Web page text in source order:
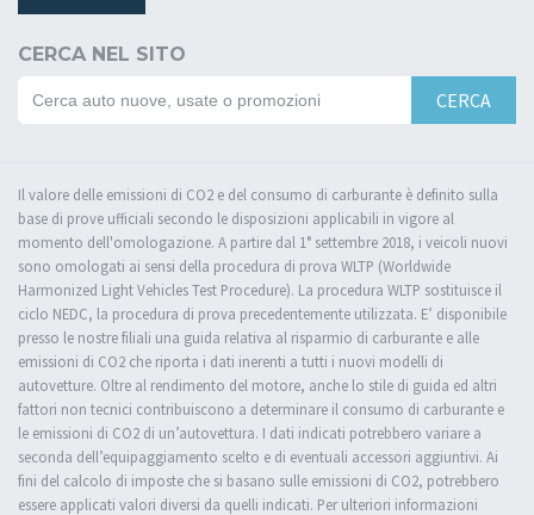
CERCA NEL SITO
CERCA
Il valore delle emissioni di CO2 e del consumo di carburante è definito sulla
base di prove ufficiali secondo le disposizioni applicabili in vigore al
momento dell'omologazione. A partire dal 1° settembre 2018, i veicoli nuovi
sono omologati ai sensi della procedura di prova WLTP (Worldwide
Harmonized Light Vehicles Test Procedure). La procedura WLTP sostituisce il
ciclo NEDC, la procedura di prova precedentemente utilizzata. E’ disponibile
presso le nostre filiali una guida relativa al risparmio di carburante e alle
emissioni di CO2 che riporta i dati inerenti a tutti i nuovi modelli di
autovetture. Oltre al rendimento del motore, anche lo stile di guida ed altri
fattori non tecnici contribuiscono a determinare il consumo di carburante e
le emissioni di CO2 di un’autovettura. I dati indicati potrebbero variare a
seconda dell’equipaggiamento scelto e di eventuali accessori aggiuntivi. Ai
fini del calcolo di imposte che si basano sulle emissioni di CO2, potrebbero
essere applicati valori diversi da quelli indicati. Per ulteriori informazioni